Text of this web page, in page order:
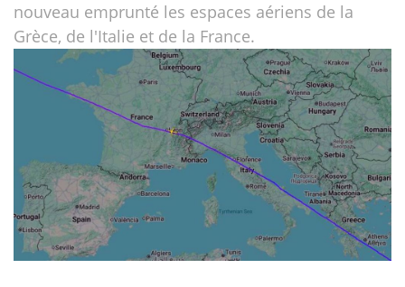
nouveau emprunté les espaces aériens de la
Grèce, de l'Italie et de la France.